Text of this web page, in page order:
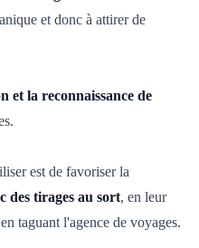
et donc à attirer de
et la reconnaissance de
est de favoriser la
des tirages au sort, en leur
taguant l'agence de voyages.